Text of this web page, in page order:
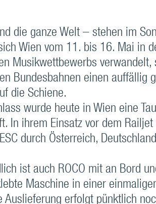
die ganze Welt – stehen im
Wien vom 11. bis 16. Mai in
Musikwettbewerbs verwandelt,
Bundesbahnen einen auffällig
die Schiene.
wurde heute in Wien eine
In ihrem Einsatz vor dem
durch Österreich,
ist auch ROCO mit an Bord
Maschine in einer
Auslieferung erfolgt pünktlich